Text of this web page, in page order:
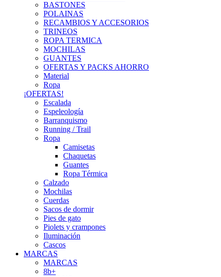
BASTONES
POLAINAS
RECAMBIOS Y ACCESORIOS
TRINEOS
ROPA TERMICA
MOCHILAS
GUANTES
OFERTAS Y PACKS AHORRO
Material
Ropa
¡OFERTAS!
Escalada
Espeleología
Barranquismo
Running / Trail
Ropa
Camisetas
Chaquetas
Guantes
Ropa Térmica
Calzado
Mochilas
Cuerdas
Sacos de dormir
Pies de gato
Piolets y crampones
Iluminación
Cascos
MARCAS
MARCAS
8b+